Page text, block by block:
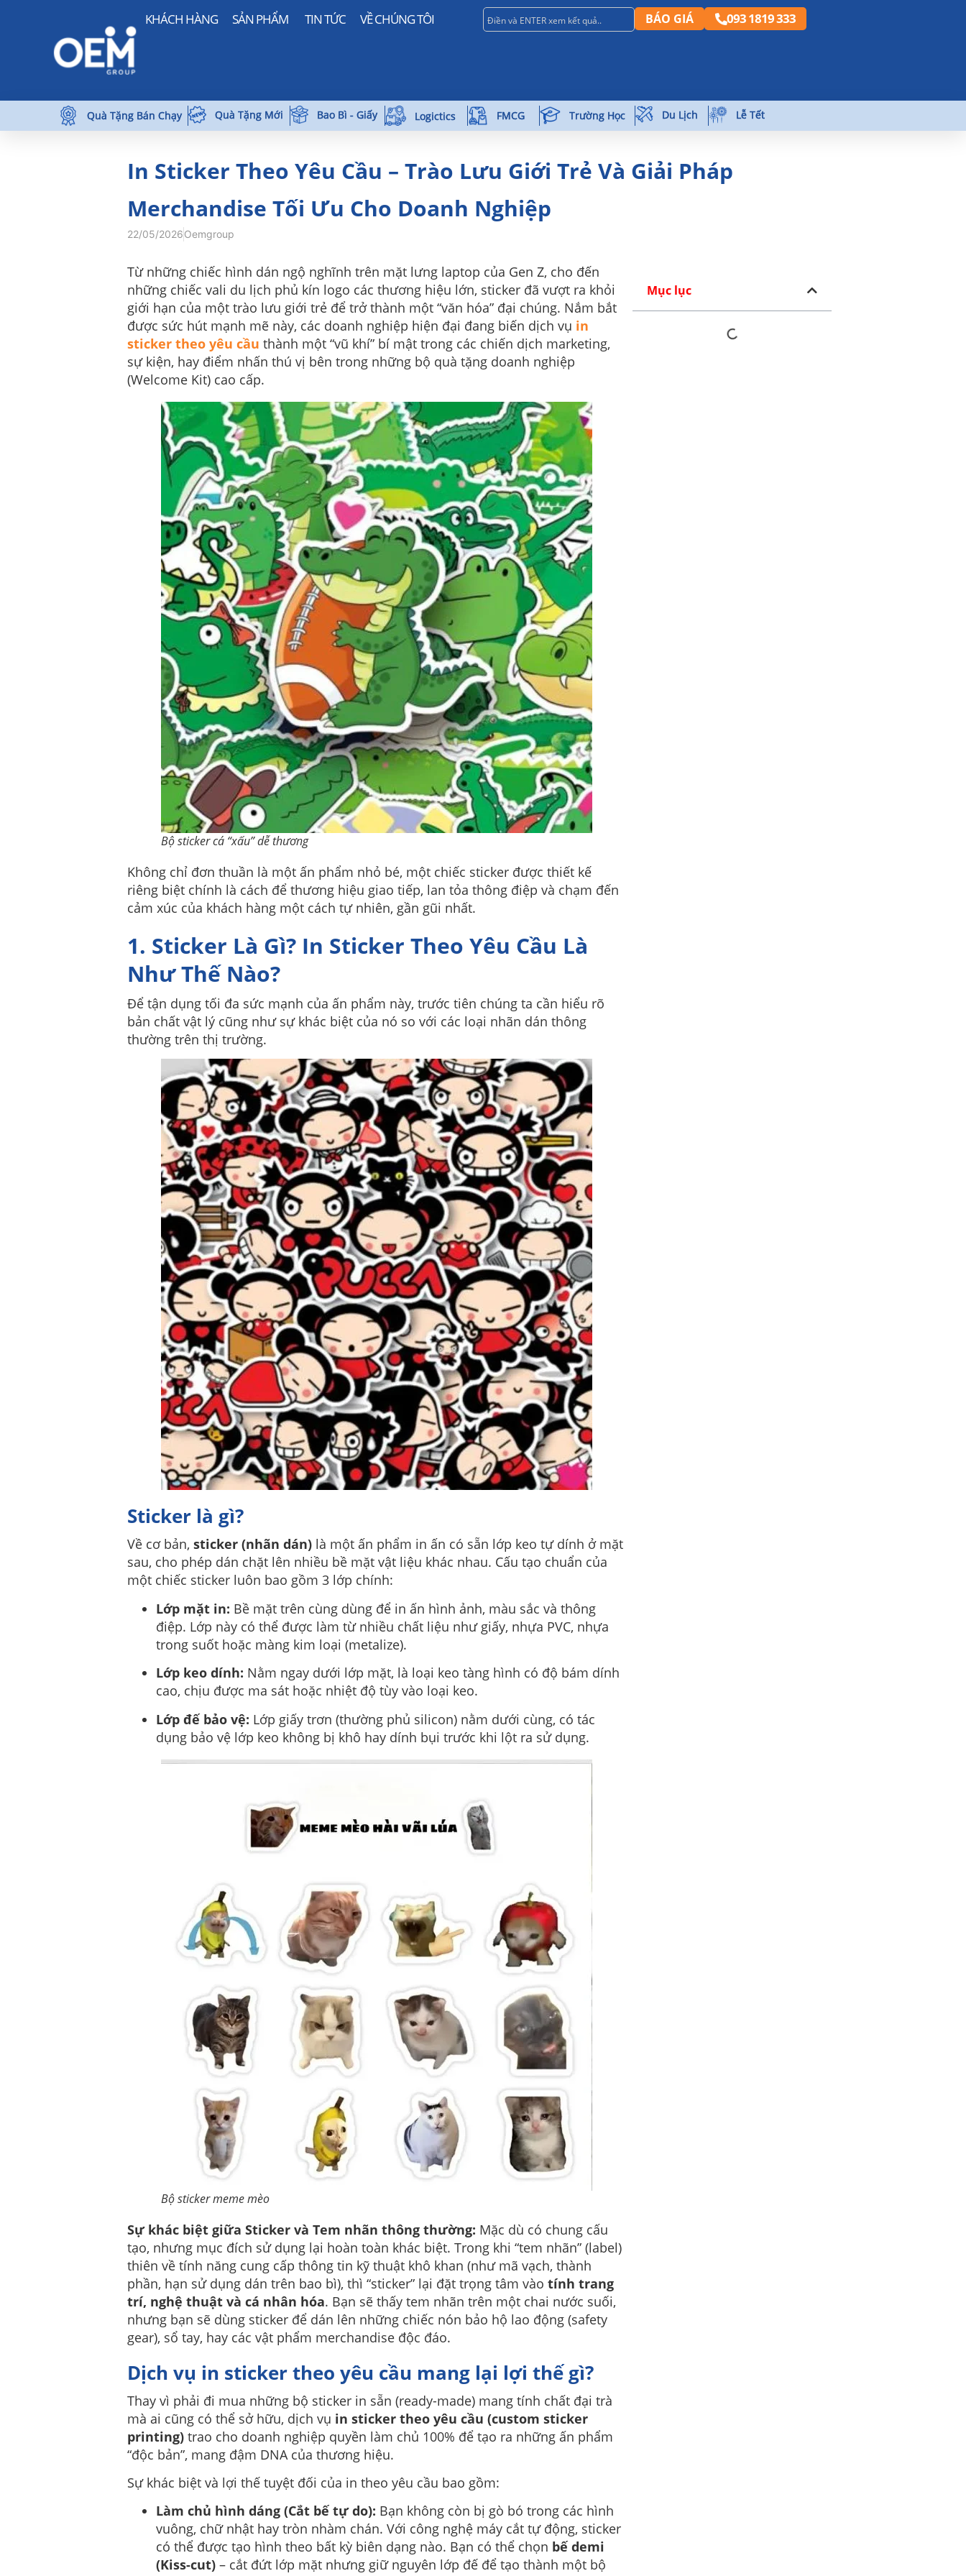
KHÁCH HÀNG SẢN PHẨM TIN TỨC VỀ CHÚNG TÔI BÁO GIÁ 093 1819 333
Quà Tặng Bán Chạy Quà Tặng Mới Bao Bì - Giấy Logictics FMCG Trường Học Du Lịch Lễ Tết
In Sticker Theo Yêu Cầu – Trào Lưu Giới Trẻ Và Giải Pháp
Merchandise Tối Ưu Cho Doanh Nghiệp
22/05/2026Oemgroup
Từ những chiếc hình dán ngộ nghĩnh trên mặt lưng laptop của Gen Z, cho đến
những chiếc vali du lịch phủ kín logo các thương hiệu lớn, sticker đã vượt ra khỏi
giới hạn của một trào lưu giới trẻ để trở thành một “văn hóa” đại chúng. Nắm bắt
được sức hút mạnh mẽ này, các doanh nghiệp hiện đại đang biến dịch vụ in
sticker theo yêu cầu thành một “vũ khí” bí mật trong các chiến dịch marketing,
sự kiện, hay điểm nhấn thú vị bên trong những bộ quà tặng doanh nghiệp
(Welcome Kit) cao cấp.
Bộ sticker cá “xấu” dễ thương
Không chỉ đơn thuần là một ấn phẩm nhỏ bé, một chiếc sticker được thiết kế
riêng biệt chính là cách để thương hiệu giao tiếp, lan tỏa thông điệp và chạm đến
cảm xúc của khách hàng một cách tự nhiên, gần gũi nhất.
1. Sticker Là Gì? In Sticker Theo Yêu Cầu Là
Như Thế Nào?
Để tận dụng tối đa sức mạnh của ấn phẩm này, trước tiên chúng ta cần hiểu rõ
bản chất vật lý cũng như sự khác biệt của nó so với các loại nhãn dán thông
thường trên thị trường.
Sticker là gì?
Về cơ bản, sticker (nhãn dán) là một ấn phẩm in ấn có sẵn lớp keo tự dính ở mặt
sau, cho phép dán chặt lên nhiều bề mặt vật liệu khác nhau. Cấu tạo chuẩn của
một chiếc sticker luôn bao gồm 3 lớp chính:
Lớp mặt in: Bề mặt trên cùng dùng để in ấn hình ảnh, màu sắc và thông
điệp. Lớp này có thể được làm từ nhiều chất liệu như giấy, nhựa PVC, nhựa
trong suốt hoặc màng kim loại (metalize).
Lớp keo dính: Nằm ngay dưới lớp mặt, là loại keo tàng hình có độ bám dính
cao, chịu được ma sát hoặc nhiệt độ tùy vào loại keo.
Lớp đế bảo vệ: Lớp giấy trơn (thường phủ silicon) nằm dưới cùng, có tác
dụng bảo vệ lớp keo không bị khô hay dính bụi trước khi lột ra sử dụng.
Bộ sticker meme mèo
Sự khác biệt giữa Sticker và Tem nhãn thông thường: Mặc dù có chung cấu
tạo, nhưng mục đích sử dụng lại hoàn toàn khác biệt. Trong khi “tem nhãn” (label)
thiên về tính năng cung cấp thông tin kỹ thuật khô khan (như mã vạch, thành
phần, hạn sử dụng dán trên bao bì), thì “sticker” lại đặt trọng tâm vào tính trang
trí, nghệ thuật và cá nhân hóa. Bạn sẽ thấy tem nhãn trên một chai nước suối,
nhưng bạn sẽ dùng sticker để dán lên những chiếc nón bảo hộ lao động (safety
gear), sổ tay, hay các vật phẩm merchandise độc đáo.
Dịch vụ in sticker theo yêu cầu mang lại lợi thế gì?
Thay vì phải đi mua những bộ sticker in sẵn (ready-made) mang tính chất đại trà
mà ai cũng có thể sở hữu, dịch vụ in sticker theo yêu cầu (custom sticker
printing) trao cho doanh nghiệp quyền làm chủ 100% để tạo ra những ấn phẩm
“độc bản”, mang đậm DNA của thương hiệu.
Sự khác biệt và lợi thế tuyệt đối của in theo yêu cầu bao gồm:
Làm chủ hình dáng (Cắt bế tự do): Bạn không còn bị gò bó trong các hình
vuông, chữ nhật hay tròn nhàm chán. Với công nghệ máy cắt tự động, sticker
có thể được tạo hình theo bất kỳ biên dạng nào. Bạn có thể chọn bế demi
(Kiss-cut) – cắt đứt lớp mặt nhưng giữ nguyên lớp đế để tạo thành một bộ
Mục lục